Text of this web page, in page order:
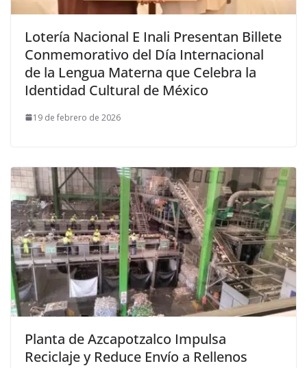
Lotería Nacional E Inali Presentan Billete
Conmemorativo del Día Internacional
de la Lengua Materna que Celebra la
Identidad Cultural de México
19 de febrero de 2026
Planta de Azcapotzalco Impulsa
Reciclaje y Reduce Envío a Rellenos